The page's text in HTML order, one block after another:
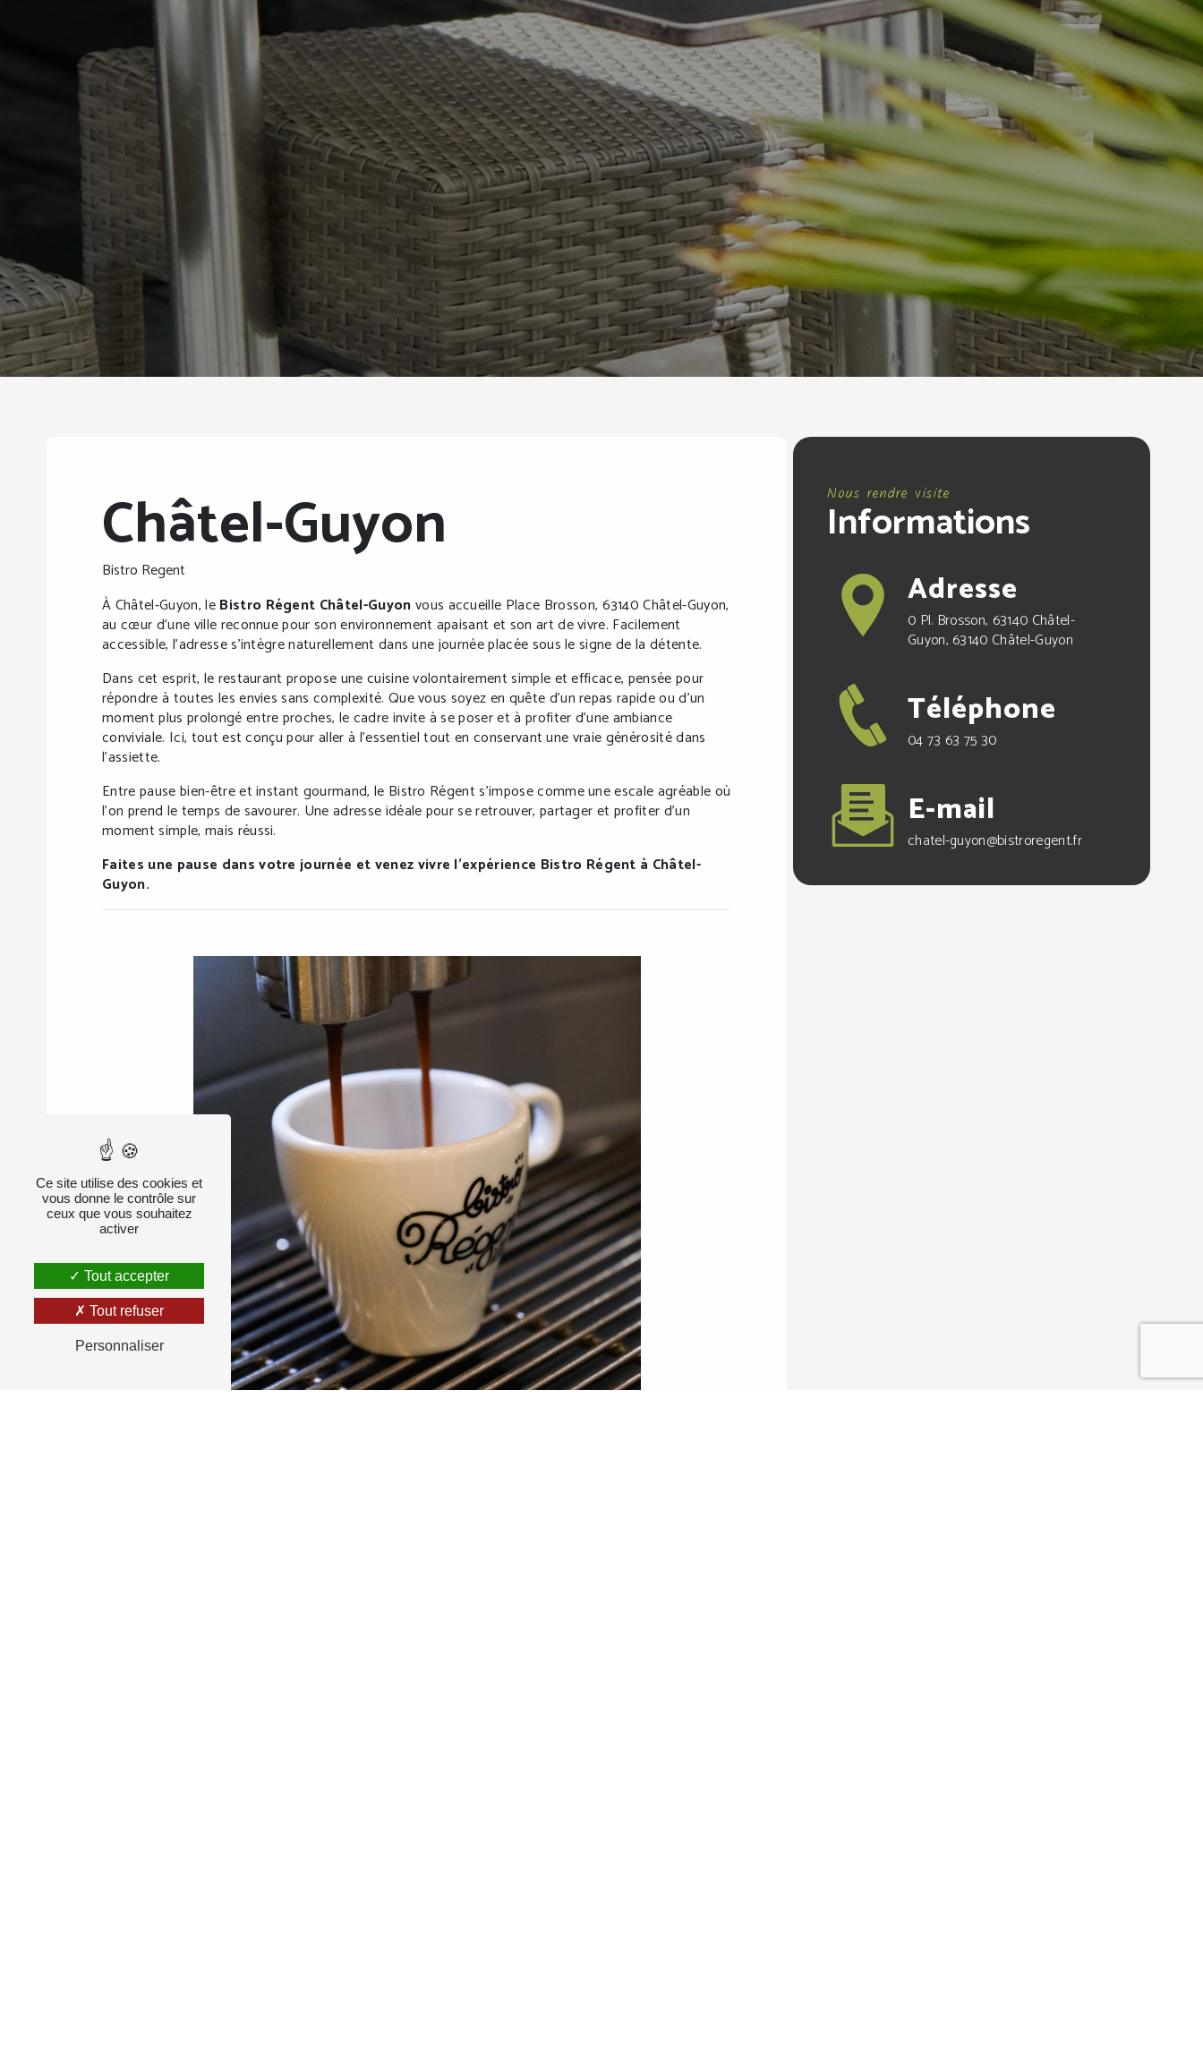
Châtel-Guyon
Bistro Regent
À Châtel-Guyon, leBistro Régent Châtel-Guyonvous accueille Place Brosson, 63140 Châtel-Guyon,
au cœur d’une ville reconnue pour son environnement apaisant et son art de vivre. Facilement
accessible, l’adresse s’intègre naturellement dans une journée placée sous le signe de la détente.
Dans cet esprit, le restaurant propose une cuisine volontairement simple et efficace, pensée pour
répondre à toutes les envies sans complexité. Que vous soyez en quête d’un repas rapide ou d’un
moment plus prolongé entre proches, le cadre invite à se poser et à profiter d’une ambiance
conviviale. Ici, tout est conçu pour aller à l’essentiel tout en conservant une vraie générosité dans
l’assiette.
Entre pause bien-être et instant gourmand, le Bistro Régent s’impose comme une escale agréable où
l’on prend le temps de savourer. Une adresse idéale pour se retrouver, partager et profiter d’un
moment simple, mais réussi.
Faites une pause dans votre journée et venez vivre l’expérience Bistro Régent à Châtel-
Guyon.
Nous rendre visite
Informations
Adresse
0 Pl. Brosson, 63140 Châtel-
Guyon, 63140 Châtel-Guyon
Téléphone
04 73 63 75 30
E-mail
chatel-guyon@bistroregent.fr
Ce site utilise des cookies et
vous donne le contrôle sur
ceux que vous souhaitez
activer
Tout accepter
Tout refuser
Personnaliser